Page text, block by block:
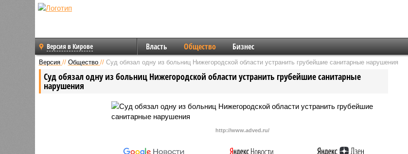
Версия в Кирове Власть Общество Бизнес
Версия // Общество // Суд обязал одну из больниц Нижегородской области устранить грубейшие санитарные нарушения
Суд обязал одну из больниц Нижегородской области устранить грубейшие санитарные
нарушения
http://www.adved.ru/